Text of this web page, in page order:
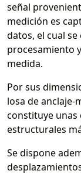
señal
medición es
datos, el cual
procesamiento
medida.
Por sus
losa de anclaje-
constituye unas
estructurales
Se dispone